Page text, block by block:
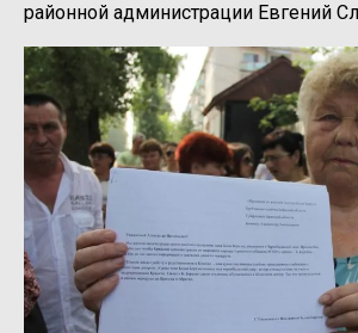
районной администрации Евгений